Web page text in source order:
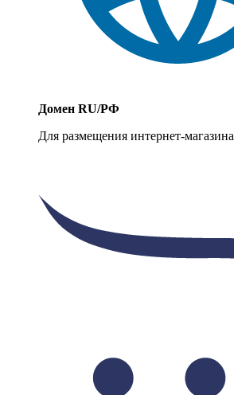
Домен RU/РФ
Для размещения интернет-магазина